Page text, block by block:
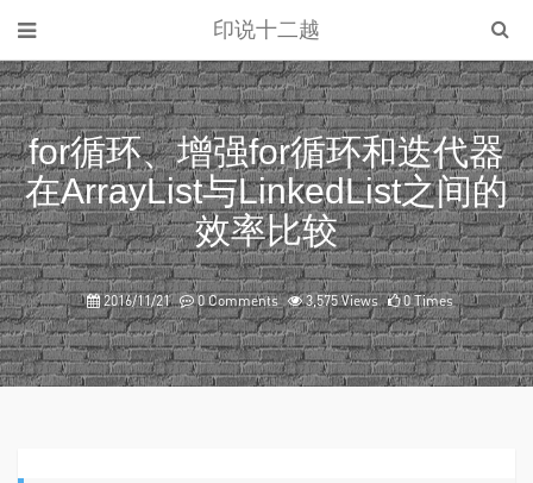
印说十二越
for循环、增强for循环和迭代器
在ArrayList与LinkedList之间的
效率比较
2016/11/21 0 Comments 3,575 Views 0 Times